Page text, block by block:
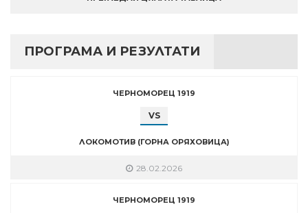
ПРОГРАМА И РЕЗУЛТАТИ
ЧЕРНОМОРЕЦ 1919
VS
ЛОКОМОТИВ (ГОРНА ОРЯХОВИЦА)
28.02.2026
ЧЕРНОМОРЕЦ 1919